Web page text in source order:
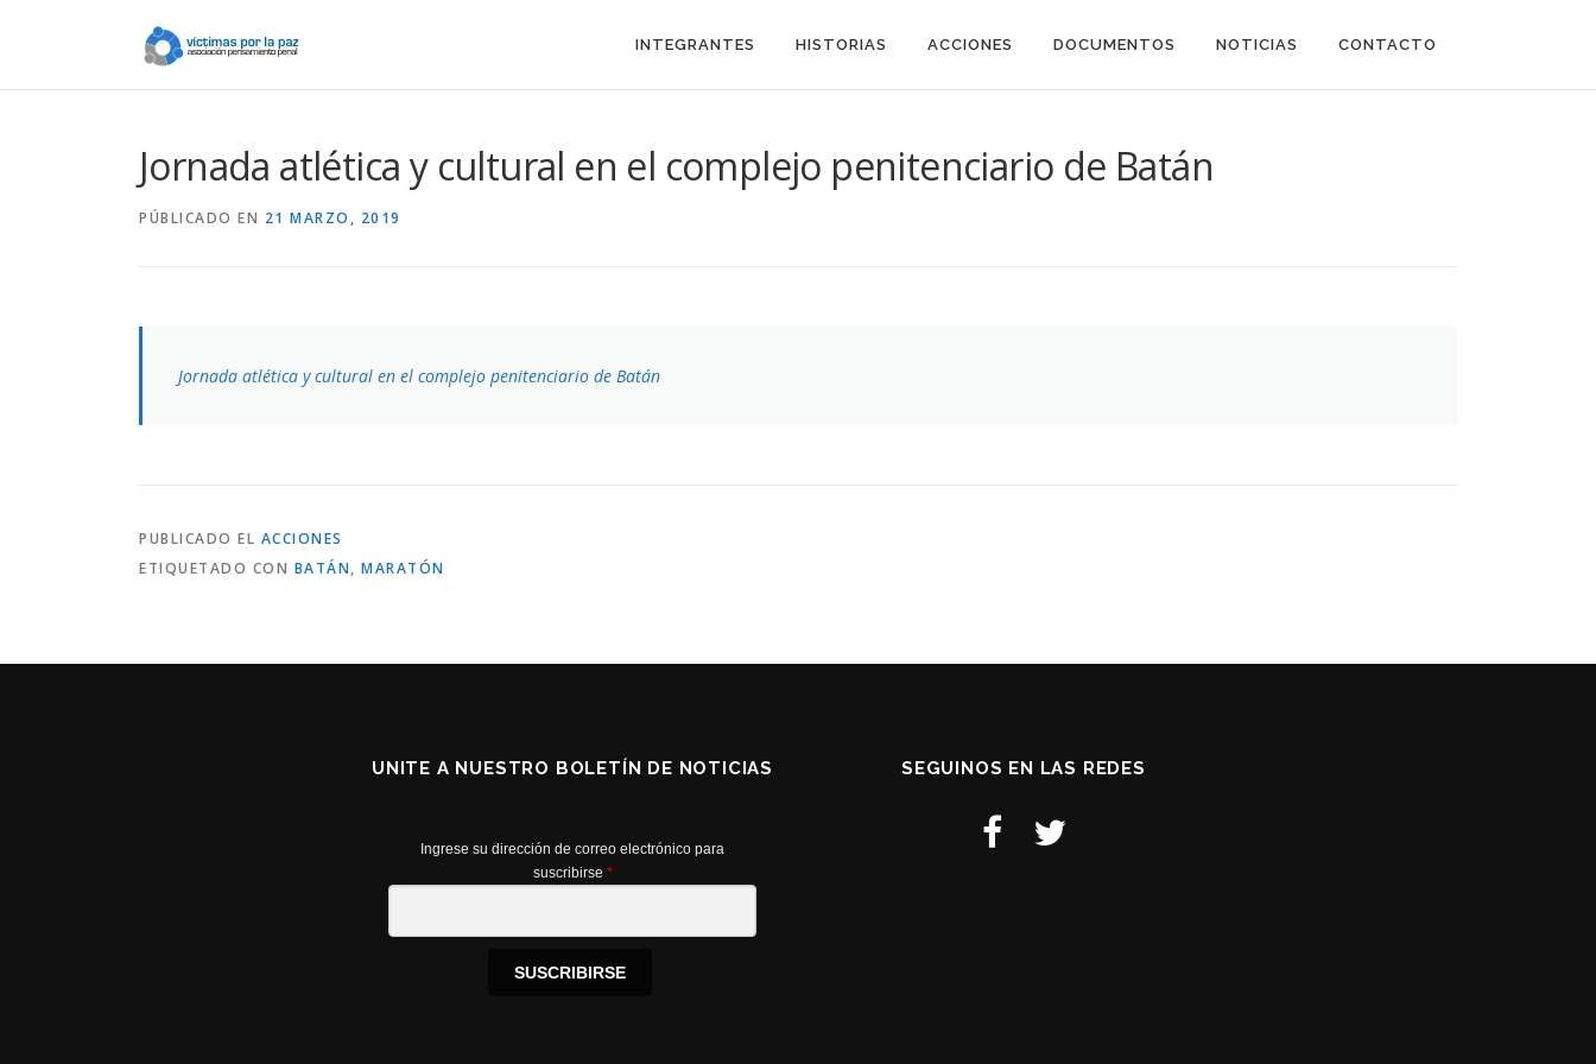
INTEGRANTES HISTORIAS ACCIONES DOCUMENTOS NOTICIAS CONTACTO
Jornada atlética y cultural en el complejo penitenciario de Batán
PÚBLICADO EN 21 MARZO, 2019
Jornada atlética y cultural en el complejo penitenciario de Batán
PUBLICADO EL ACCIONES
ETIQUETADO CON BATÁN, MARATÓN
UNITE A NUESTRO BOLETÍN DE NOTICIAS
Ingrese su dirección de correo electrónico para
suscribirse *
SUSCRIBIRSE
SEGUINOS EN LAS REDES